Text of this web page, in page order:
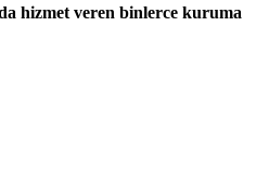
hizmet veren binlerce kuruma